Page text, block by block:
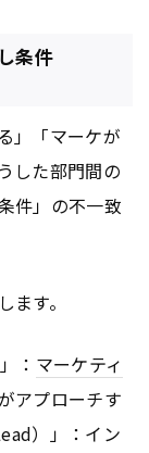
条件
」「マーケが
した部門間の
件」の不一致
す。
： マーケティ
アプローチす
）」：イン